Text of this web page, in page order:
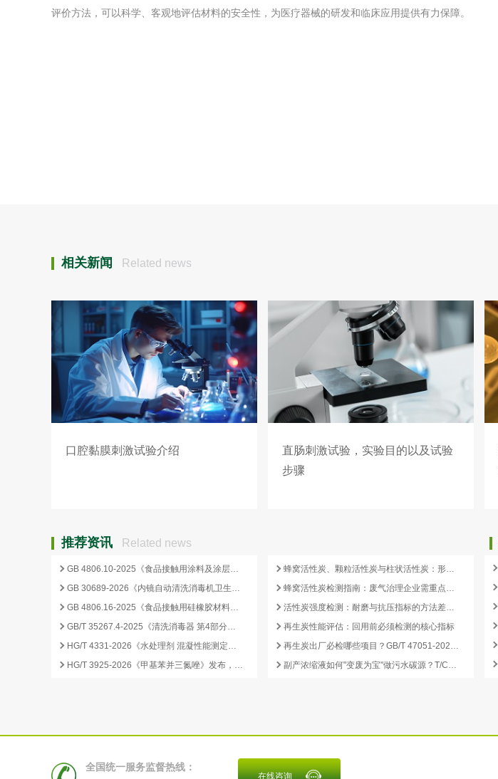
评价方法，可以科学、客观地评估材料的安全性，为医疗器械的研发和临床应用提供有力保障。
相关新闻 Related news
口腔黏膜刺激试验介绍
直肠刺激试验，实验目的以及试验
步骤
推荐资讯 Related news
GB 4806.10-2025《食品接触用涂料及涂层》标准核心变化解析
GB 30689-2026《内镜自动清洗消毒机卫生要求》解读与检测合规要点
GB 4806.16-2025《食品接触用硅橡胶材料及制品》标准解析
GB/T 35267.4-2025《清洗消毒器 第4部分：内镜清洗消毒器》标准解读与检测项目清单
HG/T 4331-2026《水处理剂 混凝性能测定方法》发布，2026 年 12 月 1 日起实施
HG/T 3925-2026《甲基苯并三氮唑》发布，2026 年 12 月 1 日起实施
蜂窝活性炭、颗粒活性炭与柱状活性炭：形态差异与检测重点对照
蜂窝活性炭检测指南：废气治理企业需重点关注的5项核心指标
活性炭强度检测：耐磨与抗压指标的方法差异及验收意义
再生炭性能评估：回用前必须检测的核心指标
再生炭出厂必检哪些项目？GB/T 47051-2026 再生活性炭检测清单这样列
副产浓缩液如何"变废为宝"做污水碳源？T/CCEIA 0006-2026 核心解读
全国统一服务监督热线：
在线咨询